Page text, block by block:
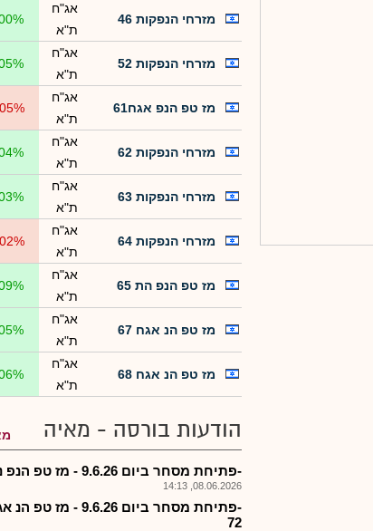
מזרחי הנפקות 46
אג"ח
ת"א
מזרחי הנפקות 52
אג"ח
ת"א
מז טפ הנפ אגח61
אג"ח
ת"א
מזרחי הנפקות 62
אג"ח
ת"א
מזרחי הנפקות 63
אג"ח
ת"א
מזרחי הנפקות 64
אג"ח
ת"א
מז טפ הנפ הת 65
אג"ח
ת"א
מז טפ הנ אגח 67
אג"ח
ת"א
מז טפ הנ אגח 68
אג"ח
ת"א
הודעות בורסה - מאיה
-פתיחת מסחר ביום 9.6.26 - מז טפ הנפ נד 73
08.06.2026, 14:13
-פתיחת מסחר ביום 9.6.26 - מז טפ
72